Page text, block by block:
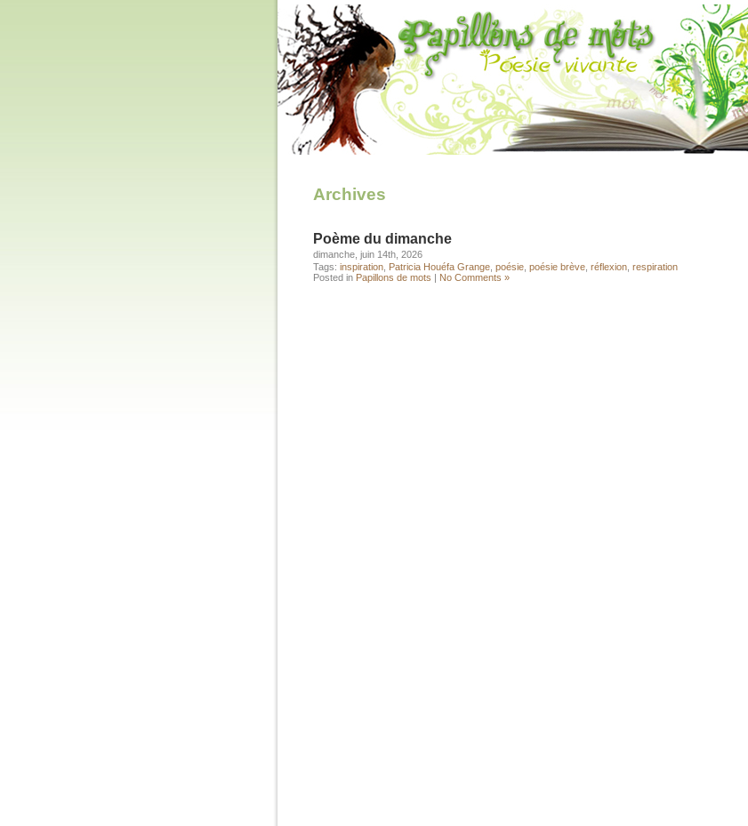
Archives
Poème du dimanche
dimanche, juin 14th, 2026
Tags: inspiration Patricia Houéfa Grange poésie poésie brève réflexion respiration
Posted in Papillons de mots | No Comments »